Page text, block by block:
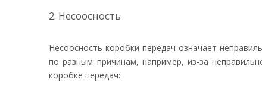
2. Несоосность
Несоосность коробки передач означает
по разным причинам, например, из-за
коробке передач: